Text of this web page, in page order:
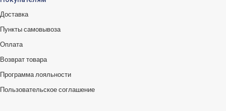
Доставка
Пункты самовывоза
Оплата
Возврат товара
Программа лояльности
Пользовательское соглашение